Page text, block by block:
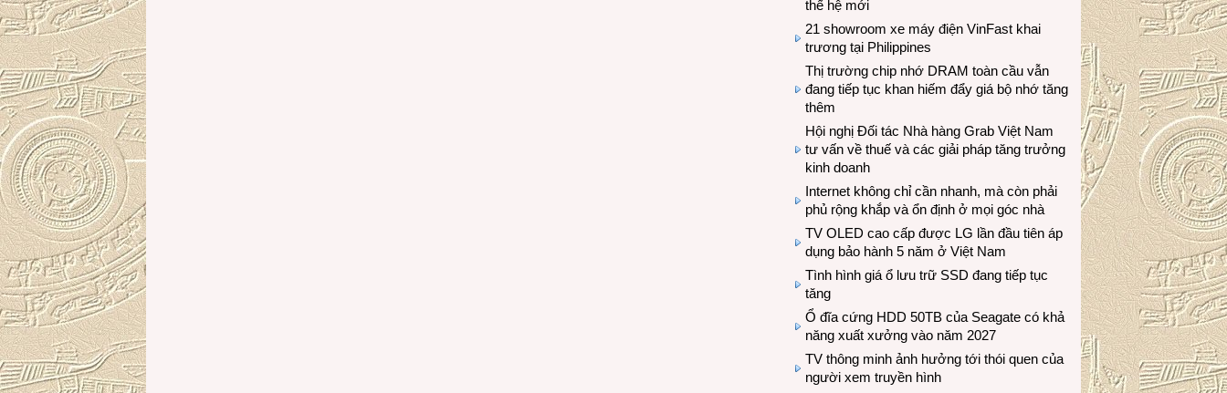
thế hệ mới
21 showroom xe máy điện VinFast khai
trương tại Philippines
Thị trường chip nhớ DRAM toàn cầu vẫn
đang tiếp tục khan hiếm đẩy giá bộ nhớ tăng
thêm
Hội nghị Đối tác Nhà hàng Grab Việt Nam
tư vấn về thuế và các giải pháp tăng trưởng
kinh doanh
Internet không chỉ cần nhanh, mà còn phải
phủ rộng khắp và ổn định ở mọi góc nhà
TV OLED cao cấp được LG lần đầu tiên áp
dụng bảo hành 5 năm ở Việt Nam
Tình hình giá ổ lưu trữ SSD đang tiếp tục
tăng
Ổ đĩa cứng HDD 50TB của Seagate có khả
năng xuất xưởng vào năm 2027
TV thông minh ảnh hưởng tới thói quen của
người xem truyền hình